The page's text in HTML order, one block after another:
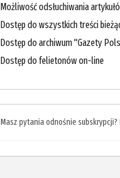
Możliwość odsłuchiwania
Dostęp do wszystkich treści
Dostęp do archiwum "Gazety
Dostęp do felietonów on-line
Masz pytania odnośnie